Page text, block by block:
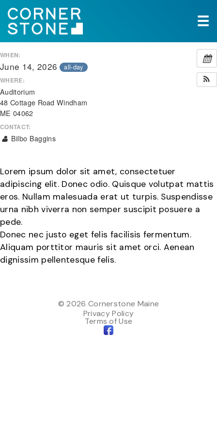
☰
WHEN:
June 14, 2026 all-day
WHERE:
Auditorium
48 Cottage Road Windham
ME 04062
CONTACT:
Bilbo Baggins
Lorem ipsum dolor sit amet, consectetuer
adipiscing elit. Donec odio. Quisque volutpat mattis
eros. Nullam malesuada erat ut turpis. Suspendisse
urna nibh viverra non semper suscipit posuere a
pede.
Donec nec justo eget felis facilisis fermentum.
Aliquam porttitor mauris sit amet orci. Aenean
dignissim pellentesque felis.
©2026 Cornerstone Maine
Privacy Policy
Terms of Use